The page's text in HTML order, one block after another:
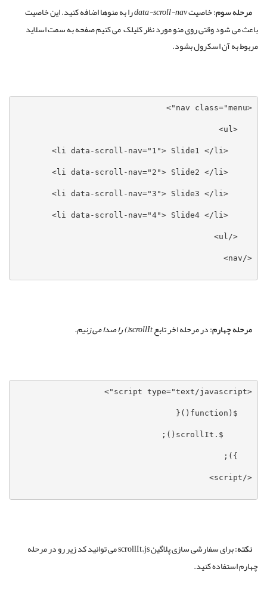
مرحله سوم:خاصیتdata-scroll-navرا به منوها اضافه کنید. این خاصیت
باعث می شود وقتی روی منو مورد نظر کلیلک می کنیم صفحه به سمت اسلاید
مربوط به آن اسکرول بشود.
مرحله چهارم:در مرحله اخر تابعscrollIt() را صدا می زنیم.
نکته:
برای سفارشی سازی پلاگین scrollIt.js می توانید کد زیر رو در مرحله
چهارم استفاده کنید.